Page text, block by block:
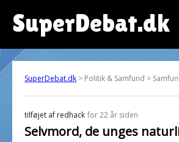
SuperDebat.dk
SuperDebat.dk > Politik & Samfund >
tilføjet af redhack for 22 år siden
Selvmord, de unges